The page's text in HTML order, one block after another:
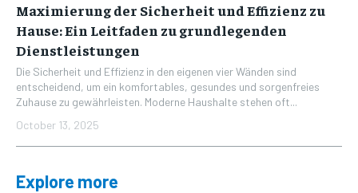
Maximierung der Sicherheit und Effizienz zu
Hause: Ein Leitfaden zu grundlegenden
Dienstleistungen
Die Sicherheit und Effizienz in den eigenen vier Wänden sind
entscheidend, um ein komfortables, gesundes und sorgenfreies
Zuhause zu gewährleisten. Moderne Haushalte stehen oft...
October 13, 2025
Explore more